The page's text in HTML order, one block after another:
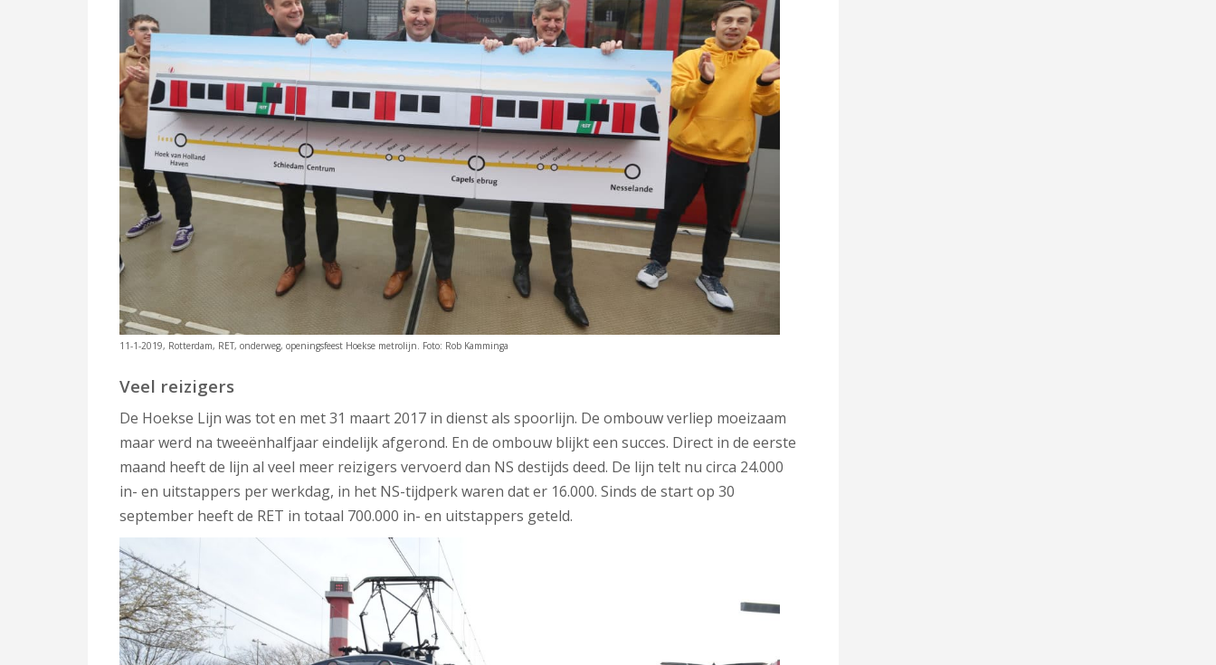
11-1-2019, Rotterdam, RET, onderweg, openingsfeest Hoekse metrolijn. Foto: Rob Kamminga
Veel reizigers
De Hoekse Lijn was tot en met 31 maart 2017 in dienst als spoorlijn. De ombouw verliep moeizaam
maar werd na tweeënhalfjaar eindelijk afgerond. En de ombouw blijkt een succes. Direct in de eerste
maand heeft de lijn al veel meer reizigers vervoerd dan NS destijds deed. De lijn telt nu circa 24.000
in- en uitstappers per werkdag, in het NS-tijdperk waren dat er 16.000. Sinds de start op 30
september heeft de RET in totaal 700.000 in- en uitstappers geteld.